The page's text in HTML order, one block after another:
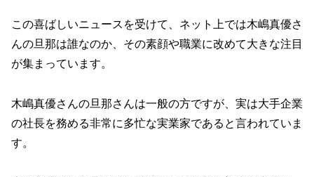
この喜ばしいニュースを受けて、ネット上では木嶋真優さ
んの旦那は誰なのか、その素顔や職業に改めて大きな注目
が集まっています。
木嶋真優さんの旦那さんは一般の方ですが、実は大手企業
の社長を務める非常に多忙な実業家であると言われていま
す。